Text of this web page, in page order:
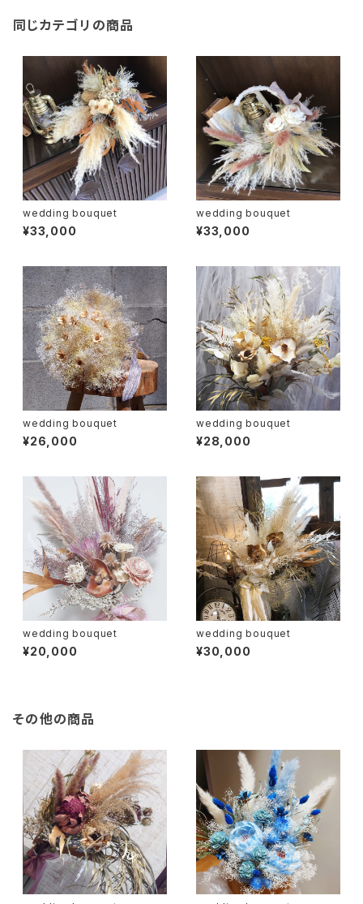
同じカテゴリの商品
wedding bouquet
¥33,000
wedding bouquet
¥33,000
wedding bouquet
¥26,000
wedding bouquet
¥28,000
wedding bouquet
¥20,000
wedding bouquet
¥30,000
その他の商品